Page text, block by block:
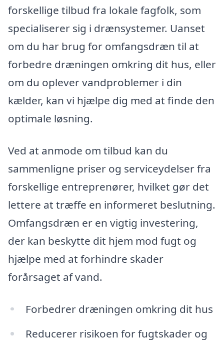
forskellige tilbud fra lokale fagfolk, som
specialiserer sig i drænsystemer. Uanset
om du har brug for omfangsdræn til at
forbedre dræningen omkring dit hus, eller
om du oplever vandproblemer i din
kælder, kan vi hjælpe dig med at finde den
optimale løsning.
Ved at anmode om tilbud kan du
sammenligne priser og serviceydelser fra
forskellige entreprenører, hvilket gør det
lettere at træffe en informeret beslutning.
Omfangsdræn er en vigtig investering,
der kan beskytte dit hjem mod fugt og
hjælpe med at forhindre skader
forårsaget af vand.
Forbedrer dræningen omkring dit hus
Reducerer risikoen for fugtskader og